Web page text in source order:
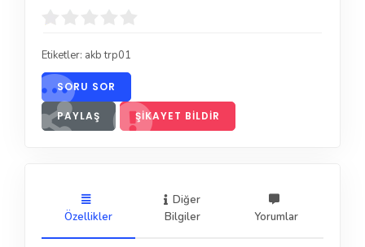
Etiketler: akb trp01
SORU SOR
PAYLAŞ ŞIKAYET BILDIR
Özellikler
Diğer
Bilgiler
Yorumlar